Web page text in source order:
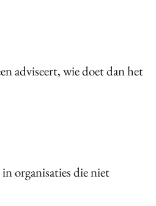
adviseert, wie doet dan het
organisaties die niet